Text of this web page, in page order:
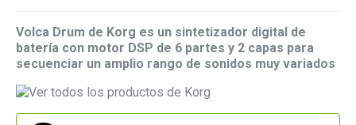
Volca Drum de Korg es un sintetizador digital de
batería con motor DSP de 6 partes y 2 capas para
secuenciar un amplio rango de sonidos muy variados